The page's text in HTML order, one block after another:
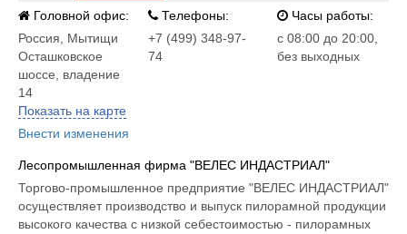
Головной офис:
Россия
Мытищи
Осташковское
шоссе, владение
14
Показать на карте
Внести изменения
Телефоны:
+7 (499) 348-97-
74
Часы работы:
с 08:00 до 20:00,
без выходных
Лесопромышленная фирма "ВЕЛЕС ИНДАСТРИАЛ"
Торгово-промышленное предприятие "ВЕЛЕС ИНДАСТРИАЛ"
осуществляет производство и выпуск пилорамной продукции
высокого качества с низкой себестоимостью - пилорамных